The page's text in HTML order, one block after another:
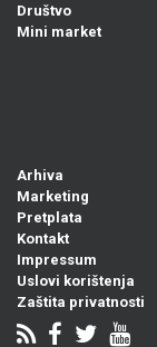
Društvo
Mini market
Arhiva
Marketing
Pretplata
Kontakt
Impressum
Uslovi korištenja
Zaštita privatnosti